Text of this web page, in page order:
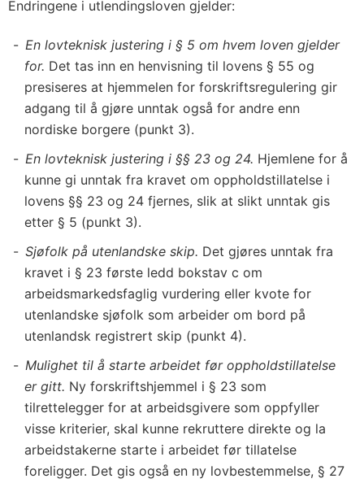
Endringene i utlendingsloven gjelder:
En lovteknisk justering i § 5 om hvem loven gjelder
for. Det tas inn en henvisning til lovens § 55 og
presiseres at hjemmelen for forskriftsregulering gir
adgang til å gjøre unntak også for andre enn
nordiske borgere (punkt 3).
En lovteknisk justering i §§ 23 og 24. Hjemlene for å
kunne gi unntak fra kravet om oppholdstillatelse i
lovens §§ 23 og 24 fjernes, slik at slikt unntak gis
etter § 5 (punkt 3).
Sjøfolk på utenlandske skip. Det gjøres unntak fra
kravet i § 23 første ledd bokstav c om
arbeidsmarkedsfaglig vurdering eller kvote for
utenlandske sjøfolk som arbeider om bord på
utenlandsk registrert skip (punkt 4).
Mulighet til å starte arbeidet før oppholdstillatelse
er gitt. Ny forskriftshjemmel i § 23 som
tilrettelegger for at arbeidsgivere som oppfyller
visse kriterier, skal kunne rekruttere direkte og la
arbeidstakerne starte i arbeidet før tillatelse
foreligger. Det gis også en ny lovbestemmelse, § 27